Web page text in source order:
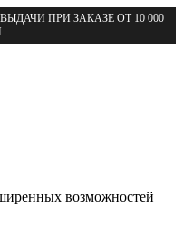
ПРИ ЗАКАЗЕ ОТ 10 000
возможностей